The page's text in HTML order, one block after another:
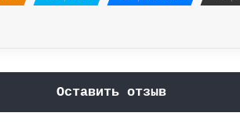
Оставить отзыв